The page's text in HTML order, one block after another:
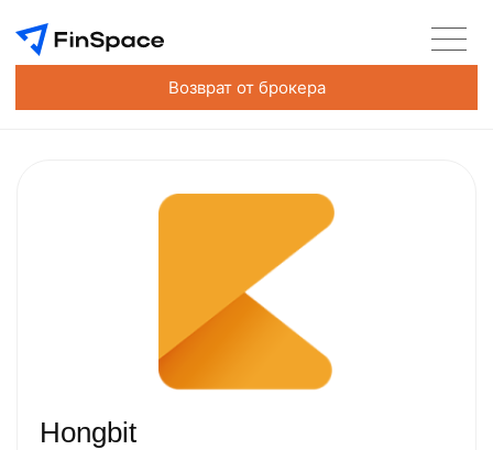
Возврат от брокера
Hongbit